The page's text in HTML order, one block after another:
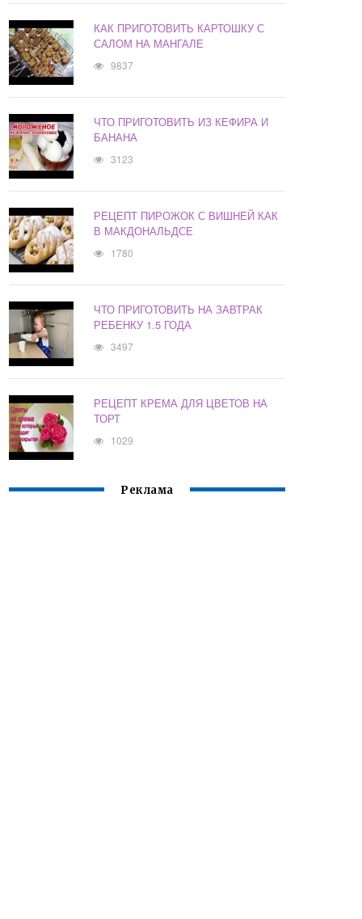
КАК ПРИГОТОВИТЬ КАРТОШКУ С
САЛОМ НА МАНГАЛЕ
9837
ЧТО ПРИГОТОВИТЬ ИЗ КЕФИРА И
БАНАНА
3123
РЕЦЕПТ ПИРОЖОК С ВИШНЕЙ КАК
В МАКДОНАЛЬДСЕ
1780
ЧТО ПРИГОТОВИТЬ НА ЗАВТРАК
РЕБЕНКУ 1.5 ГОДА
3497
РЕЦЕПТ КРЕМА ДЛЯ ЦВЕТОВ НА
ТОРТ
1029
Реклама